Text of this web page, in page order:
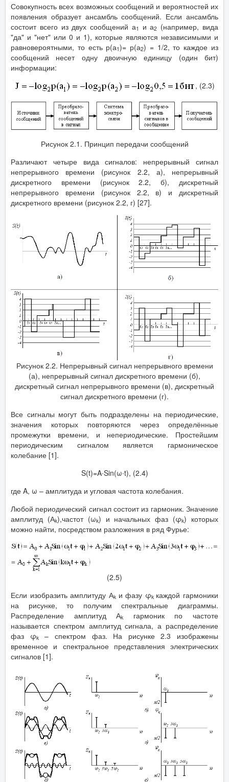
Совокупность всех возможных сообщений и вероятностей их
появления образует ансамбль сообщений. Если ансамбль
состоит всего из двух сообщений а1 и а2 (например, вида
"да" и "нет" или 0 и 1), которые являются независимыми и
равновероятными, то есть р(а1)= р(а2) = 1/2, то каждое из
сообщений несет одну двоичную единицу (один бит)
информации:
, (2.3)
Рисунок 2.1. Принцип передачи сообщений
Различают четыре вида сигналов: непрерывный сигнал
непрерывного времени (рисунок 2.2, а), непрерывный
дискретного времени (рисунок 2.2, б), дискретный
непрерывного времени (рисунок 2.2, в) и дискретный
дискретного времени (рисунок 2.2, г) [27].
Рисунок 2.2. Непрерывный сигнал непрерывного времени
(а), непрерывный сигнал дискретного времени (б),
дискретный сигнал непрерывного времени (в), дискретный
сигнал дискретного времени (г).
Все сигналы могут быть подразделены на периодические,
значения которых повторяются через определённые
промежутки времени, и непериодические. Простейшим
периодическим сигналом является гармоническое
колебание [1].
S(t)=A∙Sin(ω∙t), (2.4)
где A, ω – амплитуда и угловая частота колебания.
Любой периодический сигнал состоит из гармоник. Значение
амплитуд (Аk),частот (ωk) и начальных фаз (φk) которых
можно найти, посредством разложения в ряд Фурье:
(2.5)
Если изобразить амплитуду Аk и фазу φk каждой гармоники
на рисунке, то получим спектральные диаграммы.
Распределение амплитуд Аk
гармоник по частоте
называется спектром амплитуд сигнала, а распределение
фаз φk– спектром фаз. На рисунке 2.3 изображены
временное и спектральное представления электрических
сигналов [1].